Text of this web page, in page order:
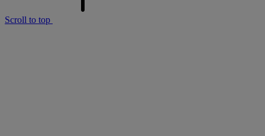
Scroll to top